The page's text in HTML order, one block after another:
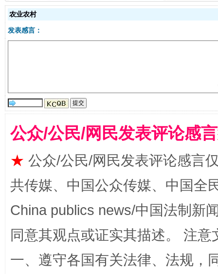
扯下公款旅游的“隐身衣” 如何以
农业农村
发表感言：
公众/公民/网民发表评论感
★ 公众/公民/网民发表评论感言
共传媒、中国公众传媒、中国全
China publics news/中国法制新
同意其观点或证实其描述。 注
一、遵守各国有关法律、法规，